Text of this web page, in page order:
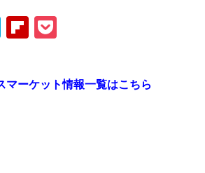
HatenaFlipboard
マーケット情報一覧はこちら